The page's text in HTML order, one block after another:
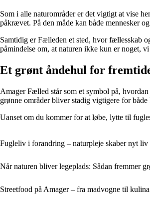
Som i alle naturområder er det vigtigt at vise
påkrævet. På den måde kan både mennesker
Samtidig er Fælleden et sted, hvor fællesskab
påmindelse om, at naturen ikke kun er noget,
Et grønt åndehul for
Amager Fælled står som et symbol på,
grønne områder bliver stadig vigtigere for
Uanset om du kommer for at løbe, lytte til
Fugleliv i forandring – naturpleje skaber nyt
Når naturen bliver legeplads: Sådan fremmer
Streetfood på Amager – fra madvogne til